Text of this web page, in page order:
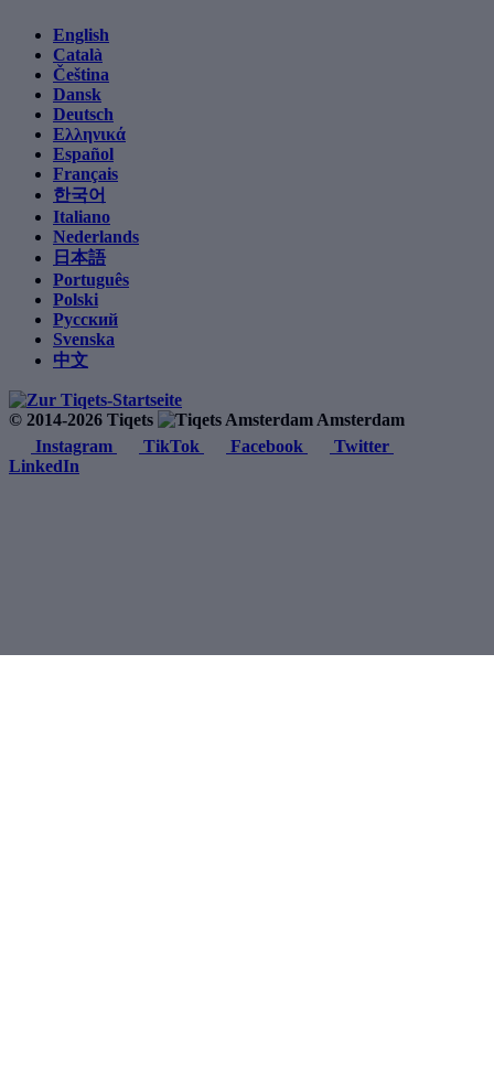
English
Català
Čeština
Dansk
Deutsch
Ελληνικά
Español
Français
한국어
Italiano
Nederlands
日本語
Português
Polski
Русский
Svenska
中文
© 2014-2026 Tiqets
Amsterdam
Instagram
TikTok Facebook
Twitter
LinkedIn